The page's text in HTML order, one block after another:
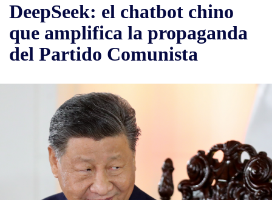
DeepSeek: el chatbot chino
que amplifica la propaganda
del Partido Comunista